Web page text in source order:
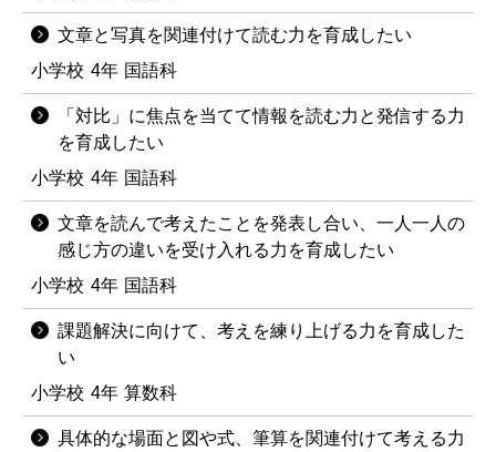
文章と写真を関連付けて読む力を育成したい
小学校 4年 国語科
「対比」に焦点を当てて情報を読む力と発信する力
を育成したい
小学校 4年 国語科
文章を読んで考えたことを発表し合い、一人一人の
感じ方の違いを受け入れる力を育成したい
小学校 4年 国語科
課題解決に向けて、考えを練り上げる力を育成した
い
小学校 4年 算数科
具体的な場面と図や式、筆算を関連付けて考える力